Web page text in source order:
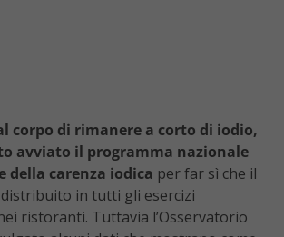
corpo di rimanere a corto di iodio,
avviato il programma nazionale
della carenza iodica per far sì che il
in tutti gli esercizi
ristoranti. Tuttavia l’Osservatorio